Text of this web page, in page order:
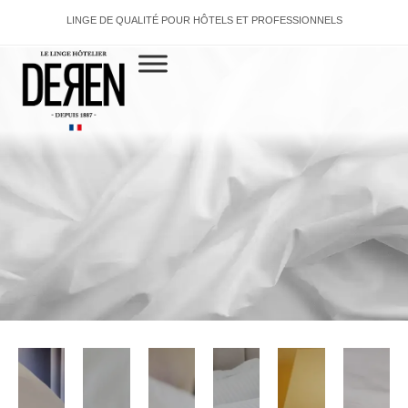
LINGE DE QUALITÉ POUR HÔTELS ET PROFESSIONNELS